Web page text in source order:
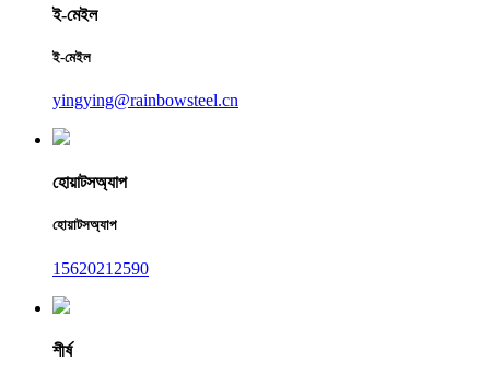
ই-মেইল
ই-মেইল
yingying@rainbowsteel.cn
হোয়াটসঅ্যাপ
হোয়াটসঅ্যাপ
15620212590
শীর্ষ